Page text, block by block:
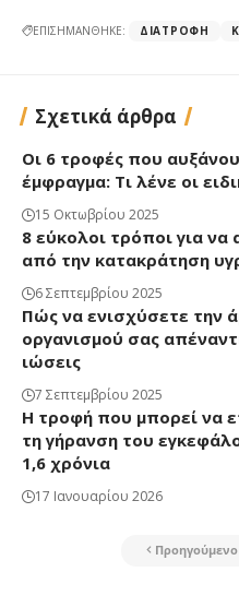
ΕΠΙΣΗΜΑΝΘΗΚΕ: ΔΙΑΤΡΟΦΉ
Σχετικά άρθρα
Οι 6 τροφές που
έμφραγμα: Τι λένε οι
15 Οκτωβρίου 2025
8 εύκολοι τρόποι για να
από την κατακράτηση
6 Σεπτεμβρίου 2025
Πώς να ενισχύσετε την
οργανισμού σας
ιώσεις
7 Σεπτεμβρίου 2025
Η τροφή που μπορεί να
τη γήρανση του
1,6 χρόνια
17 Ιανουαρίου 2026
Προηγούμενο